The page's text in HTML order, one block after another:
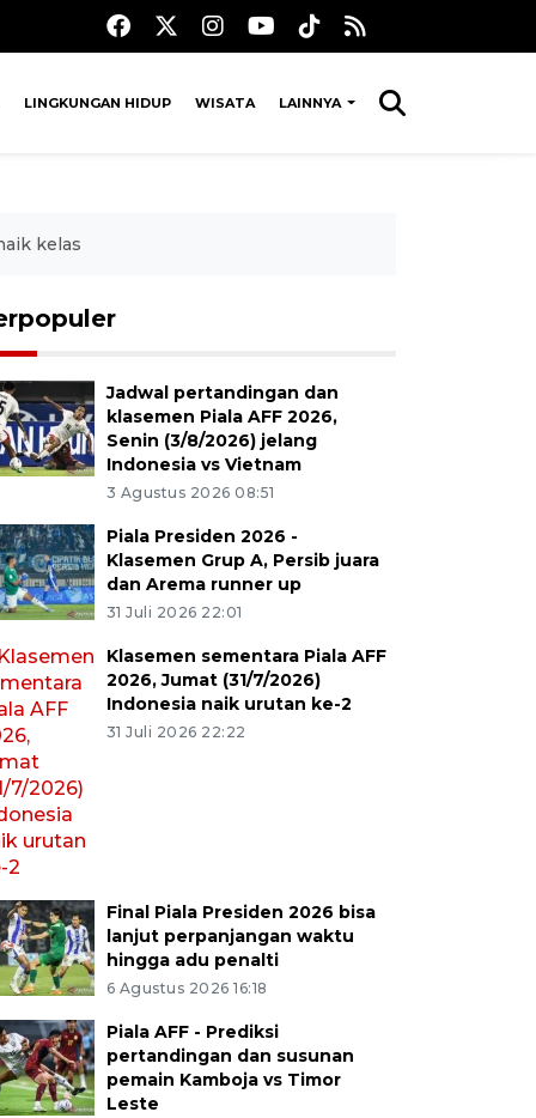
LINGKUNGAN HIDUP WISATA LAINNYA
kelas
Jadwal pertandingan dan
klasemen Piala AFF 2026,
Senin (3/8/2026) jelang
Indonesia vs Vietnam
3 Agustus 2026 08:51
Piala Presiden 2026 -
Klasemen Grup A, Persib juara
dan Arema runner up
31 Juli 2026 22:01
Klasemen sementara Piala AFF
2026, Jumat (31/7/2026)
Indonesia naik urutan ke-2
31 Juli 2026 22:22
Final Piala Presiden 2026 bisa
lanjut perpanjangan waktu
hingga adu penalti
6 Agustus 2026 16:18
Piala AFF - Prediksi
pertandingan dan susunan
pemain Kamboja vs Timor
Leste